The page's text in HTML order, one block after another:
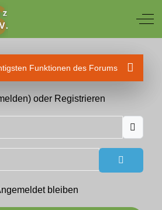
Off-
Funktionen des Forums
oder Registrieren
Passwort
bleiben